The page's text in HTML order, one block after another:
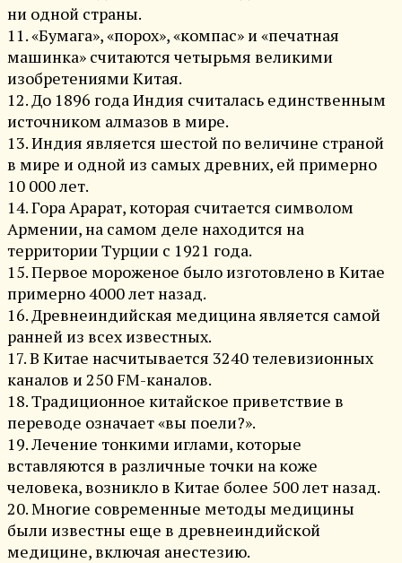
ни одной страны.
11. «Бумага», «порох», «компас» и «печатная
машинка» считаются четырьмя великими
изобретениями Китая.
12. До 1896 года Индия считалась единственным
источником алмазов в мире.
13. Индия является шестой по величине страной
в мире и одной из самых древних, ей примерно
10 000 лет.
14. Гора Арарат, которая считается символом
Армении, на самом деле находится на
территории Турции с 1921 года.
15. Первое мороженое было изготовлено в Китае
примерно 4000 лет назад.
16. Древнеиндийская медицина является самой
ранней из всех известных.
17. В Китае насчитывается 3240 телевизионных
каналов и 250 FM-каналов.
18. Традиционное китайское приветствие в
переводе означает «вы поели?».
19. Лечение тонкими иглами, которые
вставляются в различные точки на коже
человека, возникло в Китае более 500 лет назад.
20. Многие современные методы медицины
были известны еще в древнеиндийской
медицине, включая анестезию.